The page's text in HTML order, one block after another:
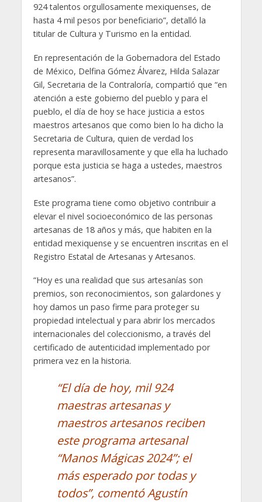
924 talentos orgullosamente mexiquenses, de
hasta 4 mil pesos por beneficiario”, detalló la
titular de Cultura y Turismo en la entidad.
En representación de la Gobernadora del Estado
de México, Delfina Gómez Álvarez, Hilda Salazar
Gil, Secretaria de la Contraloría, compartió que “en
atención a este gobierno del pueblo y para el
pueblo, el día de hoy se hace justicia a estos
maestros artesanos que como bien lo ha dicho la
Secretaria de Cultura, quien de verdad los
representa maravillosamente y que ella ha luchado
porque esta justicia se haga a ustedes, maestros
artesanos”.
Este programa tiene como objetivo contribuir a
elevar el nivel socioeconómico de las personas
artesanas de 18 años y más, que habiten en la
entidad mexiquense y se encuentren inscritas en el
Registro Estatal de Artesanas y Artesanos.
“Hoy es una realidad que sus artesanías son
premios, son reconocimientos, son galardones y
hoy damos un paso firme para proteger su
propiedad intelectual y para abrir los mercados
internacionales del coleccionismo, a través del
certificado de autenticidad implementado por
primera vez en la historia.
“El día de hoy, mil 924
maestras artesanas y
maestros artesanos reciben
este programa artesanal
“Manos Mágicas 2024”; el
más esperado por todas y
todos”, comentó Agustín